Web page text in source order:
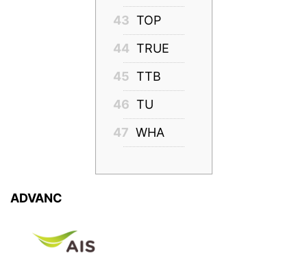
43 TOP
44 TRUE
45 TTB
46 TU
47 WHA
ADVANC